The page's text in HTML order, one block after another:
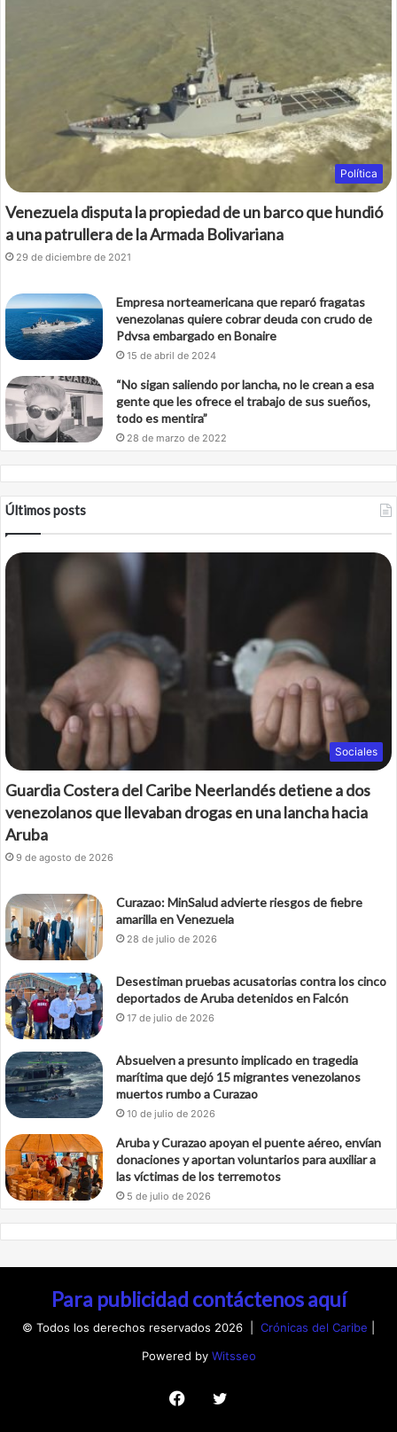
Política
Venezuela disputa la propiedad de un barco que hundió
a una patrullera de la Armada Bolivariana
29 de diciembre de 2021
Empresa norteamericana que reparó fragatas
venezolanas quiere cobrar deuda con crudo de
Pdvsa embargado en Bonaire
15 de abril de 2024
“No sigan saliendo por lancha, no le crean a esa
gente que les ofrece el trabajo de sus sueños,
todo es mentira”
28 de marzo de 2022
Últimos posts
Sociales
Guardia Costera del Caribe Neerlandés detiene a dos
venezolanos que llevaban drogas en una lancha hacia
Aruba
9 de agosto de 2026
Curazao: MinSalud advierte riesgos de fiebre
amarilla en Venezuela
28 de julio de 2026
Desestiman pruebas acusatorias contra los cinco
deportados de Aruba detenidos en Falcón
17 de julio de 2026
Absuelven a presunto implicado en tragedia
marítima que dejó 15 migrantes venezolanos
muertos rumbo a Curazao
10 de julio de 2026
Aruba y Curazao apoyan el puente aéreo, envían
donaciones y aportan voluntarios para auxiliar a
las víctimas de los terremotos
5 de julio de 2026
Para publicidad contáctenos aquí
© Todos los derechos reservados 2026 | Crónicas del Caribe
Powered by Witsseo
FacebookTwitter